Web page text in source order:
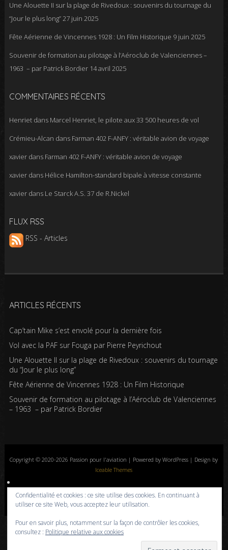
Une Alouette II sur la plage de Rivedoux : souvenirs du tournage du
“Jour le plus long”27 juin 2025
Fête Aérienne de Vincennes 1928 : Un Film Historique 9 juin 2025
Souvenir de formation au pilotage à l’Aéroclub de Valenciennes –
1963 – par Patrick Bordier 14 avril 2025
COMMENTAIRES RÉCENTS
Henrietdans Marcel Henriet, le pilote aux 33 500 heures de vol
Crémieu-Alcan dans Farman 402 F-ANFY : véritable avion de voyage
xavierdans Farman 402 F-ANFY : véritable avion de voyage
xavierdans Hélice Hamilton-standard bipale à vitesse constante
xavierdans Le Starck A.S. 37 de R.Nickel
FLUX RSS
RSS - Articles
ARTICLES RÉCENTS
Cap’tain Mike s’est envolé pour la dernière fois
Vol avec la PAF sur Fouga par Pierre Peyrichout
Une Alouette II sur la plage de Rivedoux : souvenirs du tournage
du “Jour le plus long”
Fête Aérienne de Vincennes 1928 : Un Film Historique
Souvenir de formation au pilotage à l’Aéroclub de Valenciennes
– 1963 – par Patrick Bordier
Copyright © 2020-2026 Passion pour l'aviation | Powered by WordPress | Design by
Iceable Themes
Accueil Blog Albums photos Histoires de l’aviation
Contrôle aérien
Livres
Liens A propos Contact Politique de confidentialité
Confidentialité et cookies : ce site utilise des cookies. En continuant à
utiliser ce site Web, vous acceptez leur utilisation.
Pour en savoir plus, notamment sur la façon de contrôler les cookies,
consultez : Politique relative aux cookies